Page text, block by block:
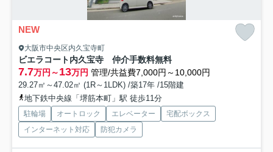
NEW
大阪市中央区内久宝寺町
ビエラコート内久宝寺 仲介手数料無料
7.7万円～13万円 管理/共益費7,000円～10,000円
29.27㎡～47.02㎡ (1R～1LDK) /築17年 /15階建
地下鉄中央線「堺筋本町」駅 徒歩11分
駐輪場 オートロック エレベーター
宅配ボックス
インターネット対応
防犯カメラ